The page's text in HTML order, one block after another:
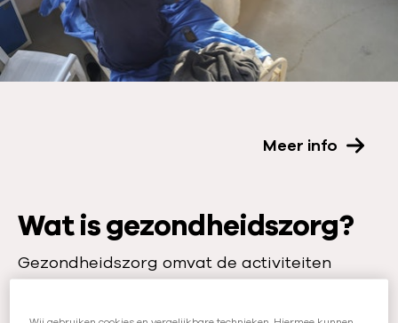
Meer info
Wat is gezondheidszorg?
Gezondheidszorg omvat de activiteiten